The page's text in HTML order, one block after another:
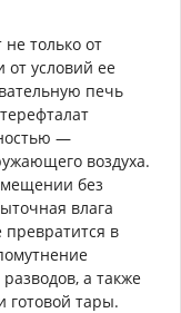
только от
условий ее
печь
—
воздуха.
без
влага
в
а также
готовой тары.